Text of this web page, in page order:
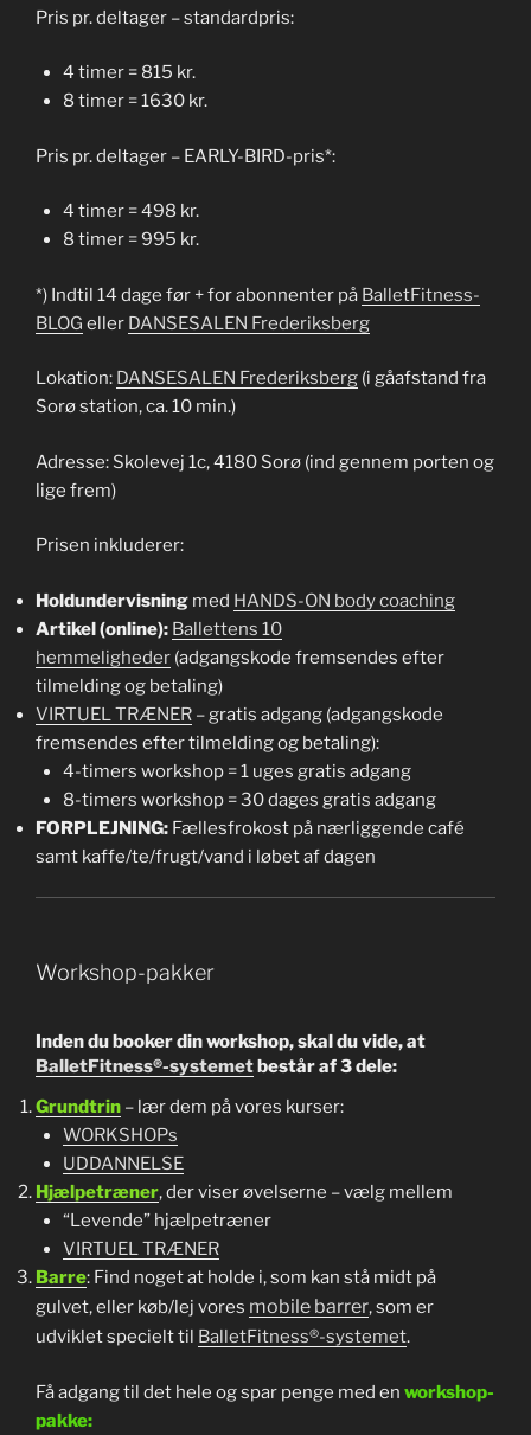
Pris pr. deltager – standardpris:
4 timer = 815 kr.
8 timer = 1630 kr.
Pris pr. deltager – EARLY-BIRD-pris*:
4 timer = 498 kr.
8 timer = 995 kr.
*) Indtil 14 dage før + for abonnenter på BalletFitness-
BLOG eller DANSESALEN Frederiksberg
Lokation: DANSESALEN Frederiksberg (i gåafstand fra
Sorø station, ca. 10 min.)
Adresse: Skolevej 1c, 4180 Sorø (ind gennem porten og
lige frem)
Prisen inkluderer:
Holdundervisning med HANDS-ON body coaching
Artikel (online): Ballettens 10
hemmeligheder (adgangskode fremsendes efter
tilmelding og betaling)
VIRTUEL TRÆNER – gratis adgang (adgangskode
fremsendes efter tilmelding og betaling):
4-timers workshop = 1 uges gratis adgang
8-timers workshop = 30 dages gratis adgang
FORPLEJNING: Fællesfrokost på nærliggende café
samt kaffe/te/frugt/vand i løbet af dagen
Workshop-pakker
Inden du booker din workshop, skal du vide, at
BalletFitness®-systemetbestår af 3 dele:
Grundtrin – lær dem på vores kurser:
WORKSHOPs
UDDANNELSE
Hjælpetræner, der viser øvelserne – vælg mellem
“Levende” hjælpetræner
VIRTUEL TRÆNER
Barre: Find noget at holde i, som kan stå midt på
gulvet, eller køb/lej vores mobile barrer, som er
udviklet specielt til BalletFitness®-systemet.
Få adgang til det hele og spar penge med en workshop-
pakke: